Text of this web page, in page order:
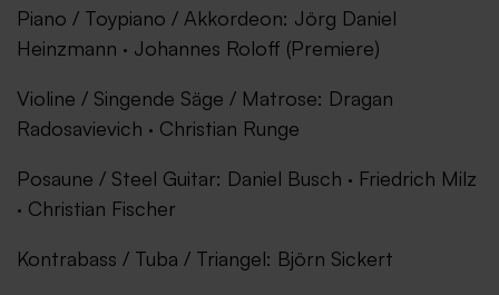
Piano / Toypiano / Akkordeon: Jörg Daniel
Heinzmann · Johannes Roloff (Premiere)
Violine / Singende Säge / Matrose: Dragan
Radosavievich · Christian Runge
Posaune / Steel Guitar: Daniel Busch · Friedrich Milz
· Christian Fischer
Kontrabass / Tuba / Triangel: Björn Sickert